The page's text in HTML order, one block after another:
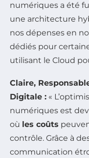
numériques a été
une architecture
nos dépenses en
dédiés pour
utilisant le Cloud
Claire,
Digitale : «
numériques est
où les coûts
contrôle. Grâce à
communication